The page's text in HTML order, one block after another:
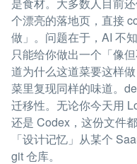
个漂亮的落地页，直接
做」。问题在于，AI 不
只能给你做出一个「像
道为什么这道菜要这样
菜里复现同样的味道。
迁移性。无论你今天用
还是 Codex，这份文件
「设计记忆」从某个
git 仓库。